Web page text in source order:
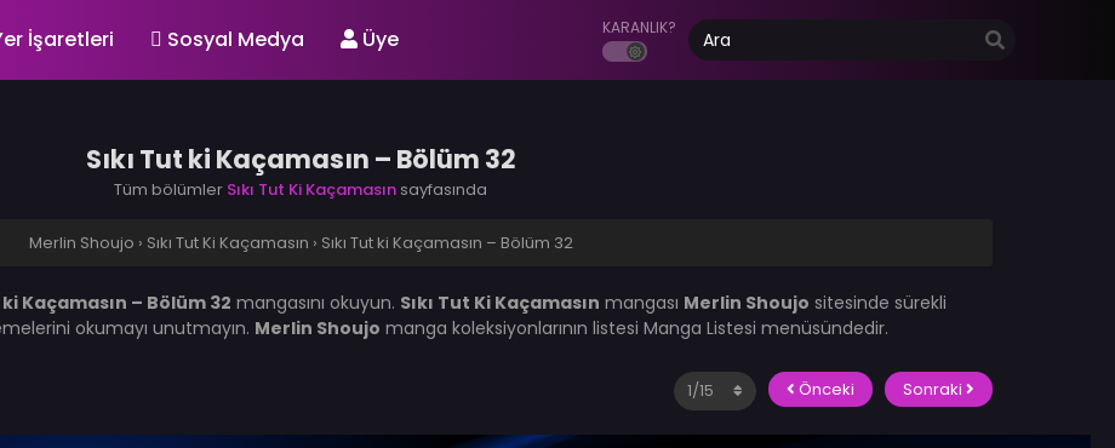
İşaretleri Sosyal Medya Üye KARANLIK?
Sıkı Tut ki Kaçamasın – Bölüm 32
Tüm bölümler Sıkı Tut Ki Kaçamasın sayfasında
Merlin Shoujo › Sıkı Tut Ki Kaçamasın › Sıkı Tut ki Kaçamasın – Bölüm 32
ki Kaçamasın – Bölüm 32 mangasını okuyun. Sıkı Tut Ki Kaçamasın mangası Merlin Shoujo sitesinde sürekli
okumayı unutmayın. Merlin Shoujo manga koleksiyonlarının listesi Manga Listesi menüsündedir.
Önceki Sonraki